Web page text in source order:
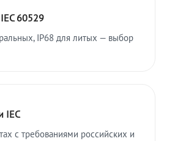
60529
IP68 для литых — выбор
IEC
с требованиями российских и